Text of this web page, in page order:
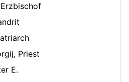
Priest
E.